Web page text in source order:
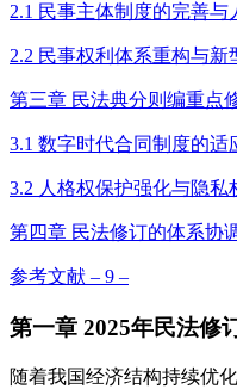
2.1 民事主体制度的完善与
2.2 民事权利体系重构与新
第三章 民法典分则编重点
3.1 数字时代合同制度的适
3.2 人格权保护强化与隐私
第四章 民法修订的体系协
参考文献 – 9 –
第一章 2025年民法修
随着我国经济结构持续优